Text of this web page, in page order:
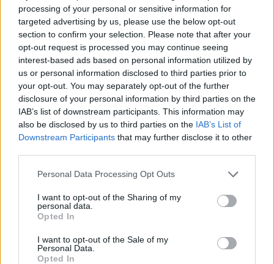
processing of your personal or sensitive information for
targeted advertising by us, please use the below opt-out
section to confirm your selection. Please note that after your
opt-out request is processed you may continue seeing
interest-based ads based on personal information utilized by
us or personal information disclosed to third parties prior to
your opt-out. You may separately opt-out of the further
disclosure of your personal information by third parties on the
IAB’s list of downstream participants. This information may
also be disclosed by us to third parties on the IAB’s List of
Downstream Participants that may further disclose it to other
Personal Data Processing Opt Outs
I want to opt-out of the Sharing of my
personal data.
Opted In
I want to opt-out of the Sale of my
Personal Data.
Opted In
Scegli Moneta come fonte preferita
LEGGI ANCHE